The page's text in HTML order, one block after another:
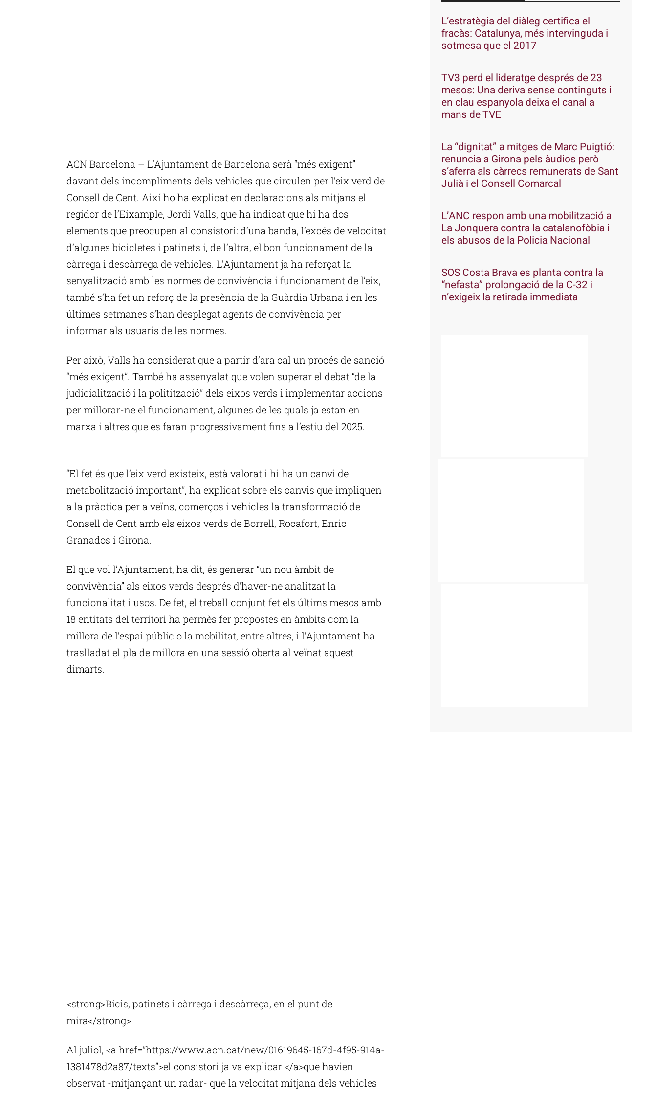
ACN Barcelona – L’Ajuntament de Barcelona serà “més exigent”
davant dels incompliments dels vehicles que circulen per l’eix verd de
Consell de Cent. Així ho ha explicat en declaracions als mitjans el
regidor de l’Eixample, Jordi Valls, que ha indicat que hi ha dos
elements que preocupen al consistori: d’una banda, l’excés de velocitat
d’algunes bicicletes i patinets i, de l’altra, el bon funcionament de la
càrrega i descàrrega de vehicles. L’Ajuntament ja ha reforçat la
senyalització amb les normes de convivència i funcionament de l’eix,
també s’ha fet un reforç de la presència de la Guàrdia Urbana i en les
últimes setmanes s’han desplegat agents de convivència per
informar als usuaris de les normes.
Per això, Valls ha considerat que a partir d’ara cal un procés de sanció
“més exigent”. També ha assenyalat que volen superar el debat “de la
judicialització i la politització” dels eixos verds i implementar accions
per millorar-ne el funcionament, algunes de les quals ja estan en
marxa i altres que es faran progressivament fins a l’estiu del 2025.
“El fet és que l’eix verd existeix, està valorat i hi ha un canvi de
metabolització important”, ha explicat sobre els canvis que impliquen
a la pràctica per a veïns, comerços i vehicles la transformació de
Consell de Cent amb els eixos verds de Borrell, Rocafort, Enric
Granados i Girona.
El que vol l’Ajuntament, ha dit, és generar “un nou àmbit de
convivència” als eixos verds després d’haver-ne analitzat la
funcionalitat i usos. De fet, el treball conjunt fet els últims mesos amb
18 entitats del territori ha permès fer propostes en àmbits com la
millora de l’espai públic o la mobilitat, entre altres, i l’Ajuntament ha
traslladat el pla de millora en una sessió oberta al veïnat aquest
dimarts.
<strong>Bicis, patinets i càrrega i descàrrega, en el punt de
mira</strong>
Al juliol, <a href=”https://www.acn.cat/new/01619645-167d-4f95-914a-
1381478d2a87/texts”>el consistori ja va explicar </a>que havien
observat -mitjançant un radar- que la velocitat mitjana dels vehicles
L’estratègia del diàleg certifica el
fracàs: Catalunya, més intervinguda i
sotmesa que el 2017
TV3 perd el lideratge després de 23
mesos: Una deriva sense continguts i
en clau espanyola deixa el canal a
mans de TVE
La “dignitat” a mitges de Marc Puigtió:
renuncia a Girona pels àudios però
s’aferra als càrrecs remunerats de Sant
Julià i el Consell Comarcal
L’ANC respon amb una mobilització a
La Jonquera contra la catalanofòbia i
els abusos de la Policia Nacional
SOS Costa Brava es planta contra la
“nefasta” prolongació de la C-32 i
n’exigeix la retirada immediata